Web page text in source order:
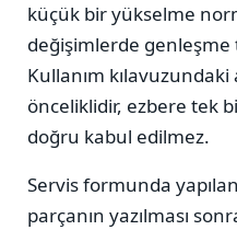
küçük bir yükselme
değişimlerde genleşme
Kullanım kılavuzundaki
önceliklidir, ezbere tek
doğru kabul edilmez.
Servis formunda
parçanın yazılması